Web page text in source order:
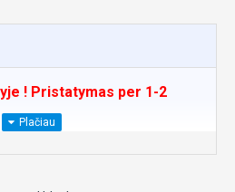
! Pristatymas per 1-2